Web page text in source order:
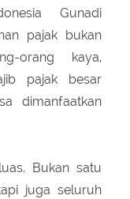
Gunadi
pajak bukan
orang kaya,
pajak besar
dimanfaatkan
Bukan satu
juga seluruh